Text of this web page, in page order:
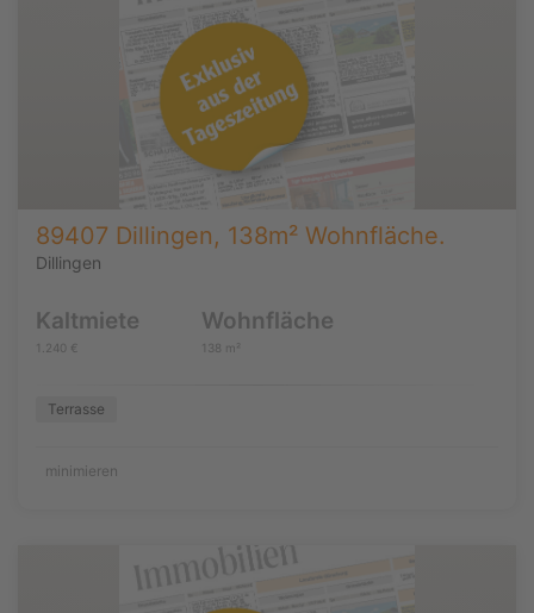
89407 Dillingen, 138m² Wohnfläche.
Dillingen
Kaltmiete
1.240 €
Wohnfläche
138 m²
Terrasse
minimieren